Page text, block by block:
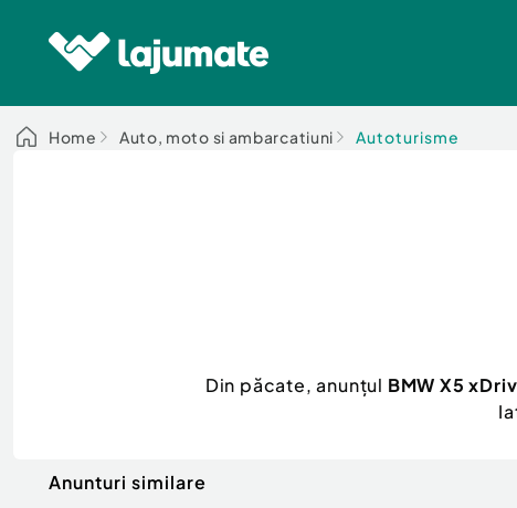
Home Auto, moto si ambarcatiuni Autoturisme
Din păcate, anunțul BMW X5
Anunturi similare